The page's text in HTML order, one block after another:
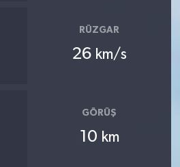
RÜZGAR
26 km/s
GÖRÜŞ
10 km